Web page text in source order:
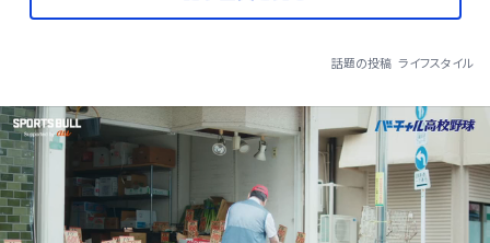
話題の投稿 ライフスタイル